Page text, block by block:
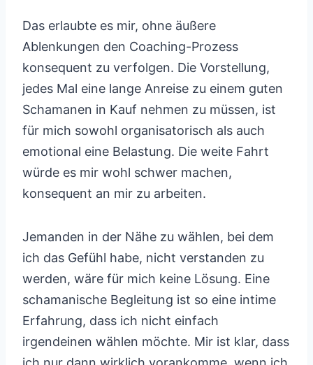
Das erlaubte es mir, ohne äußere
Ablenkungen den Coaching-Prozess
konsequent zu verfolgen. Die Vorstellung,
jedes Mal eine lange Anreise zu einem guten
Schamanen in Kauf nehmen zu müssen, ist
für mich sowohl organisatorisch als auch
emotional eine Belastung. Die weite Fahrt
würde es mir wohl schwer machen,
konsequent an mir zu arbeiten.
Jemanden in der Nähe zu wählen, bei dem
ich das Gefühl habe, nicht verstanden zu
werden, wäre für mich keine Lösung. Eine
schamanische Begleitung ist so eine intime
Erfahrung, dass ich nicht einfach
irgendeinen wählen möchte. Mir ist klar, dass